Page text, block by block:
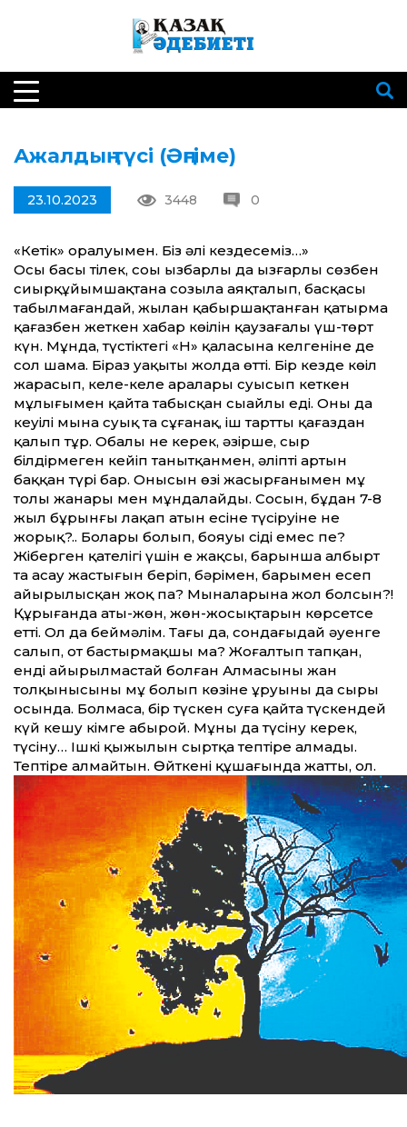
Ажалдың түсі (Әңгіме)
23.10.2023 3448 0
«Кетік» оралуыңмен. Біз әлі кез­десеміз…»
Осы басы тілек, соңы ызбарлы да ызғарлы сөзбен
сиырқұйымшақтана созыла аяқталып, басқасы
табылмағандай, жылан қабыршақтанған қатырма
қағазбен жеткен хабар көңілін қаузағалы үш-төрт
күн. Мұнда, түстіктегі «Н» қаласына келгеніне де
сол шама. Біраз уақыты жолда өтті. Бір кез­де көңіл
жарасып, келе-келе аралары суысып кеткен
мұңлығымен қайта табысқан сыңайлы еді. Оның да
кеуілі мына суық та сұғанақ, іш тартты қағаздан
қалып тұр. Обалы не керек, әзірше, сыр
білдірмеген кейіп танытқанмен, әліптің артын
баққан түрі бар. Онысын өзі жасырғанымен мұң
толы жанары мен мұндалайды. Сосын, бұдан 7-8
жыл бұрынғы лақап атын есіне түсіруіне не
жорық?.. Болары болып, бояуы сіңді емес пе?
Жіберген қателігі үшін ең жақсы, барынша албырт
та асау жастығын беріп, бәрімен, барымен есеп
айырылысқан жоқ па? Мыналарына жол болсын?!
Құрығанда аты-жөн, жөн-жосықтарын көрсетсе
етті. Ол да беймәлім. Тағы да, сондағыдай әуенге
салып, от бастырмақшы ма? Жоғалтып тапқан,
енді айырылмастай болған Алмасының жан
толқынысының мұң болып көзіне ұруының да сыры
осында. Болмаса, бір түскен суға қайта түскендей
күй кешу кімге абырой. Мұны да түсіну керек,
түсіну… Ішкі қыжылын сыртқа тептіре алмады.
Тептіре алмайтын. Өйткені құшағында жатты, ол.